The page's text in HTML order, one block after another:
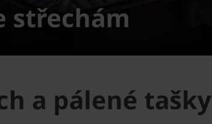
střechám
a pálené tašky